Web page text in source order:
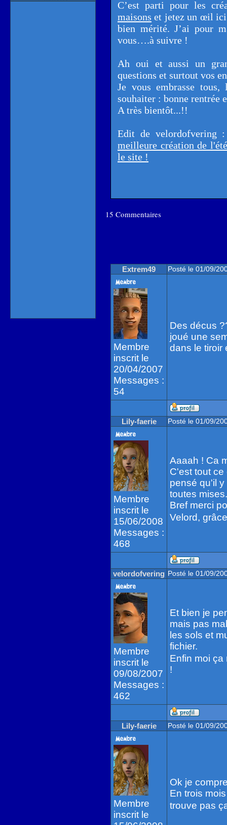
C’est parti pour les
maisons et jetez un œil
bien mérité. J’ai pour
vous….à suivre !
Ah oui et aussi un
questions et surtout vos
Je vous embrasse
souhaiter : bonne rentrée
A très bientôt...!!
Edit de velordofvering
meilleure création de
le site !
15 Commentaires
Extrem49 Posté le 01/09/
Membre
inscrit le
20/04/2007
Messages :
54
Des décus
joué une
dans le tiroir
Lily-faerie Posté le 01/09/
Membre
inscrit le
15/06/2008
Messages :
468
Aaaah ! Ca
C'est tout
pensé qu'il
toutes
Bref merci
Velord,
velordofvering Posté le 01/09/
Membre
inscrit le
09/08/2007
Messages :
462
Et bien je
mais pas
les sols et
fichier.
Enfin moi
!
Lily-faerie Posté le 01/09/
Membre
inscrit le
Ok je
En trois
trouve pas